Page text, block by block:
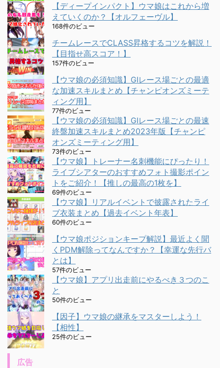
【ディープインパクト】ウマ娘はこれから増
えていくのか？【オルフェーヴル】
168件のビュー
チームレースでCLASS昇格するコツを解説！
【目指せ高スコア！】
157件のビュー
【ウマ娘の必須知識】GⅠレース場ごとの最適
な加速スキルまとめ【チャンピオンズミーテ
ィング用】
77件のビュー
【ウマ娘の必須知識】GⅠレース場ごとの最速
終盤加速スキルまとめ2023年版【チャンピ
オンズミーティング用】
73件のビュー
【ウマ娘】トレーナー名刺機能にぴったり！
ライブシアターのおすすめフォト撮影ポイン
トをご紹介！【推しの最高の1枚を】
69件のビュー
【ウマ娘】リアルイベントで披露されたライ
ブ衣装まとめ【過去イベント年表】
60件のビュー
【ウマ娘ポジションキープ解説】最近よく聞
くPDM解除ってなんですか？【幸運な先行バ
とは】
57件のビュー
【ウマ娘】アプリ出走前にやるべき３つのこ
と
50件のビュー
【因子】ウマ娘の継承をマスターしよう！
【相性】
25件のビュー
広告